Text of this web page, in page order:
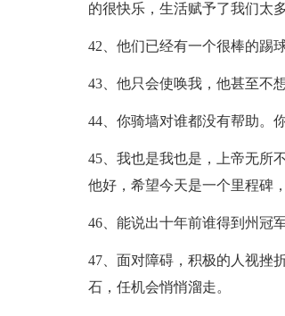
的很快乐，生活赋予了我们
42、他们已经有一个很棒的踢球
43、他只会使唤我，他甚至不
44、你骑墙对谁都没有帮助。
45、我也是我也是，上帝无所
他好，希望今天是一个里程碑
46、能说出十年前谁得到州冠
47、面对障碍，积极的人视挫
石，任机会悄悄溜走。